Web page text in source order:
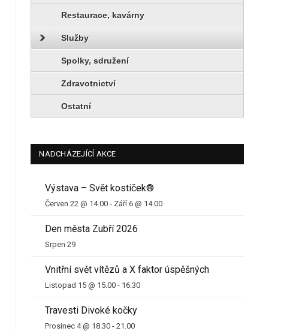
Restaurace, kavárny
Služby
Spolky, sdružení
Zdravotnictví
Ostatní
NADCHÁZEJÍCÍ AKCE
Výstava – Svět kostiček®
Červen 22 @ 14.00 - Září 6 @ 14.00
Den města Zubří 2026
Srpen 29
Vnitřní svět vítězů a X faktor úspěšných
Listopad 15 @ 15.00 - 16.30
Travesti Divoké kočky
Prosinec 4 @ 18.30 -21.00